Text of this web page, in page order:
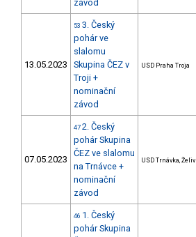
závod
13.05.2023
53 3. Český
pohár ve
slalomu
Skupina ČEZ v
Troji +
nominační
závod
USD Praha Troja
07.05.2023
47 2. Český
pohár Skupina
ČEZ ve slalomu
na Trnávce +
nominační
závod
USD Trnávka, Želiv
46 1. Český
pohár Skupina